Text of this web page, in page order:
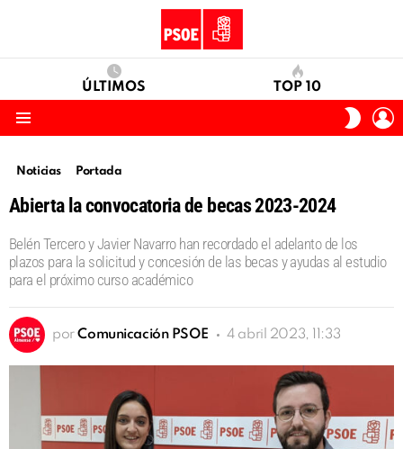
ÚLTIMOS TOP 10
SKIN
Noticias Portada
Abierta la convocatoria de becas 2023-2024
Belén Tercero y Javier Navarro han recordado el adelanto de los
plazos para la solicitud y concesión de las becas y ayudas al estudio
para el próximo curso académico
por Comunicación PSOE 4 abril 2023, 11:33